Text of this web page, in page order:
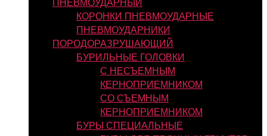
КОРОНКИ ПНЕВМОУДАРНЫЕ
ПНЕВМОУДАРНИКИ
ПОРОДОРАЗРУШАЮЩИЙ
БУРИЛЬНЫЕ ГОЛОВКИ
С НЕСЪЕМНЫМ
КЕРНОПРИЕМНИКОМ
СО СЪЕМНЫМ
КЕРНОПРИЕМНИКОМ
БУРЫ СПЕЦИАЛЬНЫЕ